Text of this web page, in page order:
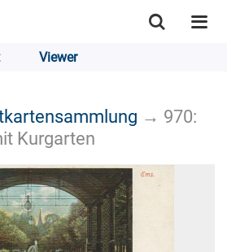
Viewer
→ 970:
Kurgarten